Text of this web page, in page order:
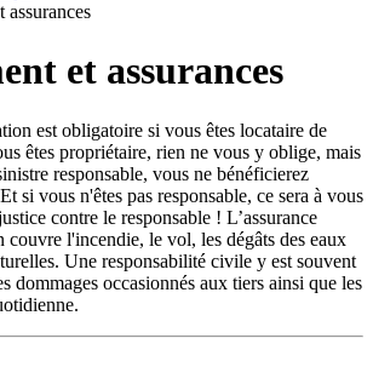
assurances
et assurances
est obligatoire si vous êtes locataire de
êtes propriétaire, rien ne vous y oblige, mais
responsable, vous ne bénéficierez
si vous n'êtes pas responsable, ce sera à vous
contre le responsable ! L’assurance
couvre l'incendie, le vol, les dégâts des eaux
Une responsabilité civile y est souvent
dommages occasionnés aux tiers ainsi que les